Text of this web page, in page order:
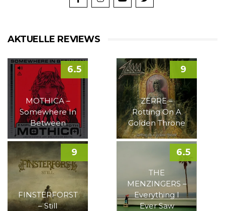
AKTUELLE REVIEWS
MOTHICA –
Somewhere In
Between
6.5
ZERRE –
Rotting On A
Golden Throne
9
FINSTERFORST
– Still
9
THE
MENZINGERS –
Everything I
Ever Saw
6.5